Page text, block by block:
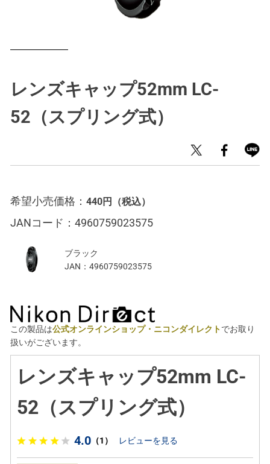
レンズキャップ52mm LC-
52（スプリング式）
希望小売価格： 440円 （税込）
JANコード： 4960759023575
ブラック
JAN： 4960759023575
この製品は公式オンラインショップ・ニコンダイレクトでお取り
扱いがございます。
レンズキャップ52mm LC-
52（スプリング式）
4.0（1） レビューを見る